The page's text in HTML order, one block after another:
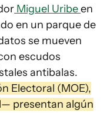
Miguel Uribeen
en un parque de
se mueven
escudos
antibalas.
Electoral (MOE),
presentan algún